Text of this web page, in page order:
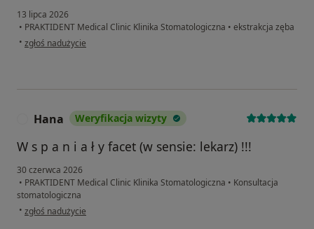
13 lipca 2026
• PRAKTIDENT Medical Clinic Klinika Stomatologiczna • ekstrakcja zęba
• w opinii użytkownika Magda
zgłoś nadużycie
Hana Weryfikacja wizyty
W s p a n i a ł y facet (w sensie: lekarz) !!!
30 czerwca 2026
• PRAKTIDENT Medical Clinic Klinika Stomatologiczna • Konsultacja
stomatologiczna
• w opinii użytkownika Hana
zgłoś nadużycie